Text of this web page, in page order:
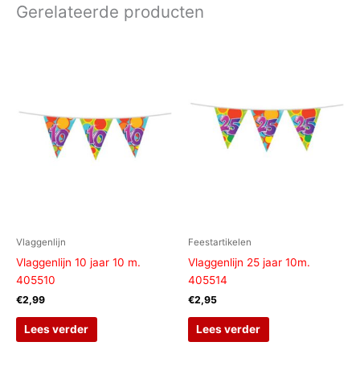
Gerelateerde producten
Vlaggenlijn
Vlaggenlijn 10 jaar 10 m.
405510
€2,99
Lees verder
Feestartikelen
Vlaggenlijn 25 jaar 10m.
405514
€2,95
Lees verder